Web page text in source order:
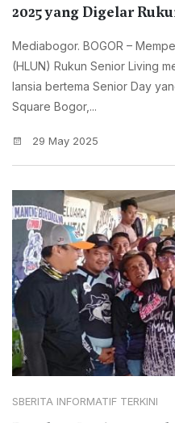
2025 yang Digelar
Mediabogor. BOGOR –
(HLUN) Rukun Senior Living
lansia bertema Senior Day
Square Bogor,...
29 May 2025
SBERITA INFORMATIF TERKINI